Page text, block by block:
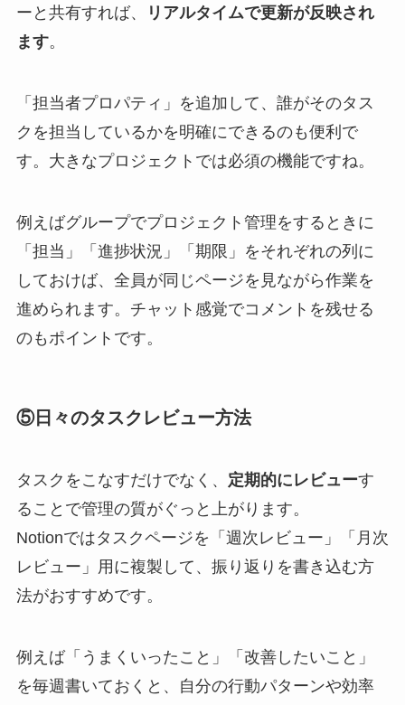
ーと共有すれば、
リアルタイムで更新が反映され
ます。
「担当者プロパティ」を追加して、誰がそのタス
クを担当しているかを明確にできるのも便利で
す。大きなプロジェクトでは必須の機能ですね。
例えばグループでプロジェクト管理をするときに
「担当」「進捗状況」「期限」をそれぞれの列に
しておけば、全員が同じページを見ながら作業を
進められます。チャット感覚でコメントを残せる
のもポイントです。
⑤日々のタスクレビュー方法
タスクをこなすだけでなく、 定期的にレビューす
ることで管理の質がぐっと上がります。
Notionではタスクページを「週次レビュー」「月次
レビュー」用に複製して、振り返りを書き込む方
法がおすすめです。
例えば「うまくいったこと」「改善したいこと」
を毎週書いておくと、自分の行動パターンや効率